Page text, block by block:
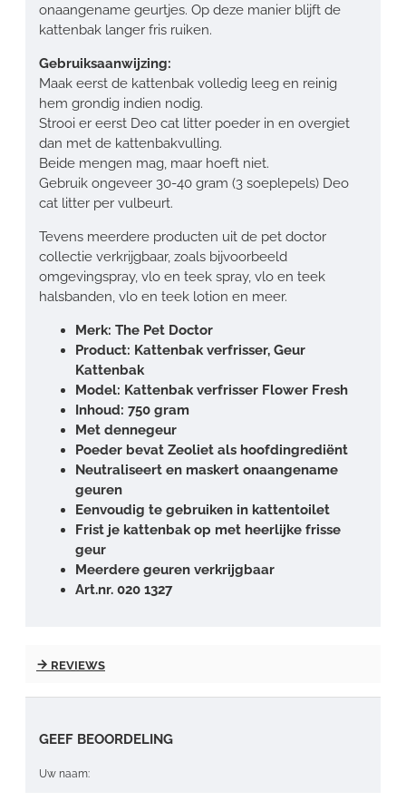
onaangename geurtjes. Op deze manier blijft de
kattenbak langer fris ruiken.
Gebruiksaanwijzing:
Maak eerst de kattenbak volledig leeg en reinig
hem grondig indien nodig.
Strooi er eerst Deo cat litter poeder in en overgiet
dan met de kattenbakvulling.
Beide mengen mag, maar hoeft niet.
Gebruik ongeveer 30-40 gram (3 soeplepels) Deo
cat litter per vulbeurt.
Tevens meerdere producten uit de pet doctor
collectie verkrijgbaar, zoals bijvoorbeeld
omgevingspray, vlo en teek spray, vlo en teek
halsbanden, vlo en teek lotion en meer.
Merk: The Pet Doctor
Product: Kattenbak verfrisser, Geur
Kattenbak
Model: Kattenbak verfrisser Flower Fresh
Inhoud: 750 gram
Met dennegeur
Poeder bevat Zeoliet als hoofdingrediënt
Neutraliseert en maskert onaangename
geuren
Eenvoudig te gebruiken in kattentoilet
Frist je kattenbak op met heerlijke frisse
geur
Meerdere geuren verkrijgbaar
Art.nr. 020 1327
REVIEWS
GEEF BEOORDELING
Uw naam: